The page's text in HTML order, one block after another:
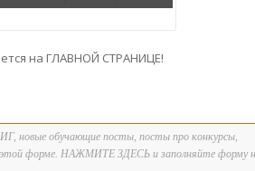
на ГЛАВНОЙ СТРАНИЦЕ!
новые обучающие посты, посты про конкурсы,
этой форме. НАЖМИТЕ ЗДЕСЬ и заполняйте форму